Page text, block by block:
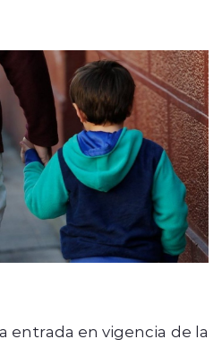
entrada en vigencia de la